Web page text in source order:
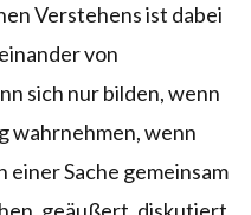
Verstehens ist dabei
von
sich nur bilden, wenn
wahrnehmen, wenn
einer Sache gemeinsam